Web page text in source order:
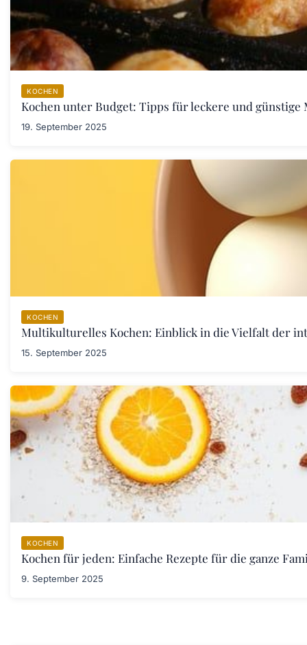
KOCHEN
Kochen unter Budget: Tipps für leckere und günstige
19. September 2025
KOCHEN
Multikulturelles Kochen: Einblick in die Vielfalt der
15. September 2025
KOCHEN
Kochen für jeden: Einfache Rezepte für die ganze
9. September 2025